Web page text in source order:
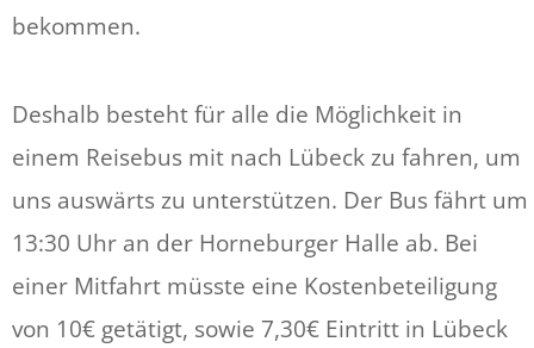
bekommen.
Deshalb besteht für alle die Möglichkeit in
einem Reisebus mit nach Lübeck zu fahren, um
uns auswärts zu unterstützen. Der Bus fährt um
13:30 Uhr an der Horneburger Halle ab. Bei
einer Mitfahrt müsste eine Kostenbeteiligung
von 10€ getätigt, sowie 7,30€ Eintritt in Lübeck